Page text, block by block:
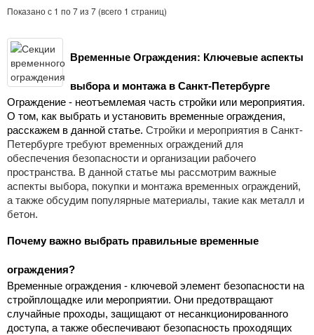
Показано с 1 по 7 из 7 (всего 1 страниц)
Временные Ограждения: Ключевые аспекты
выбора и монтажа в Санкт-Петербурге
Ограждение - неотъемлемая часть стройки или мероприятия.
О том, как выбрать и установить временные ограждения,
расскажем в данной статье. Стройки и мероприятия в Санкт-
Петербурге требуют временных ограждений для
обеспечения безопасности и организации рабочего
пространства. В данной статье мы рассмотрим важные
аспекты выбора, покупки и монтажа временных ограждений,
а также обсудим популярные материалы, такие как металл и
бетон.
Почему важно выбрать правильные временные
ограждения?
Временные ограждения - ключевой элемент безопасности на
стройплощадке или мероприятии. Они предотвращают
случайные проходы, защищают от несанкционированного
доступа, а также обеспечивают безопасность проходящих